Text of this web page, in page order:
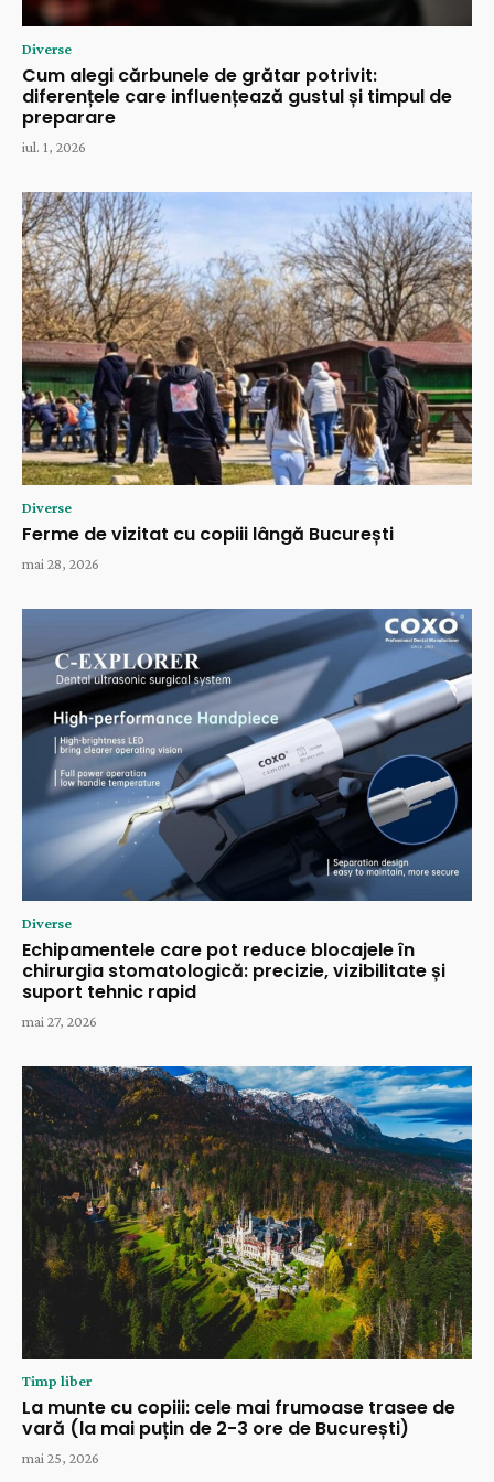
Diverse
Cum alegi cărbunele de grătar potrivit:
diferențele care influențează gustul și timpul de
preparare
iul. 1, 2026
Diverse
Ferme de vizitat cu copiii lângă București
mai 28, 2026
Diverse
Echipamentele care pot reduce blocajele în
chirurgia stomatologică: precizie, vizibilitate și
suport tehnic rapid
mai 27, 2026
Timp liber
La munte cu copiii: cele mai frumoase trasee de
vară (la mai puțin de 2-3 ore de București)
mai 25, 2026